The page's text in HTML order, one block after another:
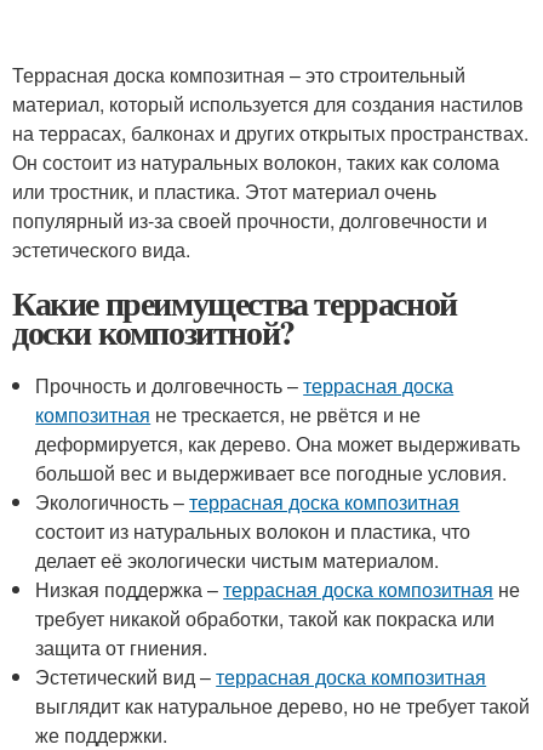
Террасная доска композитная – это строительный
материал, который используется для создания настилов
на террасах, балконах и других открытых пространствах.
Он состоит из натуральных волокон, таких как солома
или тростник, и пластика. Этот материал очень
популярный из-за своей прочности, долговечности и
эстетического вида.
Какие преимущества террасной
доски композитной?
Прочность и долговечность –террасная доска
композитная не трескается, не рвётся и не
деформируется, как дерево. Она может выдерживать
большой вес и выдерживает все погодные условия.
Экологичность –террасная доска композитная
состоит из натуральных волокон и пластика, что
делает её экологически чистым материалом.
Низкая поддержка –террасная доска композитная не
требует никакой обработки, такой как покраска или
защита от гниения.
Эстетический вид –террасная доска композитная
выглядит как натуральное дерево, но не требует такой
же поддержки.